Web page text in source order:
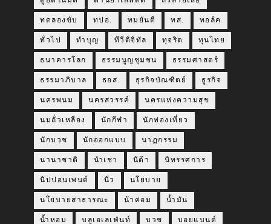
ทดลองขับ ทปอ. ทมยันตี ทส. ทอล์ค
ทั่วไป ทำบุญ ทีวีดิจิทัล ทุจริต ทุนไทย
ธนาคารโลก ธรรมนูญชุมชน ธรรมศาสตร์
ธรรมาภิบาล ธอส. ธุรกิจบัณฑิตย์ ธูรกิจ
นครพนม นครสวรรค์ นครแห่งความสุข
นมถั่วเหลือง นักกีฬา นักท่องเที่ยว
นักบวช นักออกแบบ นาฏกรรม
นานาชาติ นำเชา นิด้า นิทรรศการ
นิปปอนเพนต์ นิ่ว นโยบาย
นโยบายสาธารณะ น้าค่อม น้ำมัน
น้ำหอม บลูเอเลเฟ่นท์ บวช บอยแบนด์